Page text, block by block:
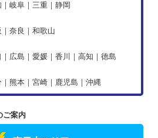
岐阜｜三重｜静岡
奈良｜和歌山
広島｜愛媛｜香川｜高知｜徳島
熊本｜宮崎｜鹿児島｜沖縄
ご案内